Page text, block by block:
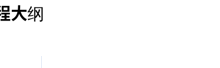
大纲